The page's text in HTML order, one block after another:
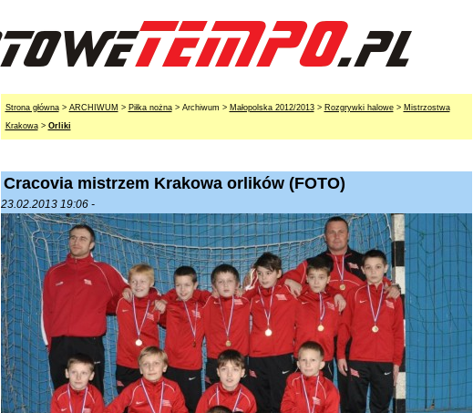
Strona główna> ARCHIWUM > Piłka nożna> Archiwum > Małopolska 2012/2013> Rozgrywki halowe> Mistrzostwa
Krakowa> Orliki
Cracovia mistrzem Krakowa orlików (FOTO)
23.02.2013 19:06 -